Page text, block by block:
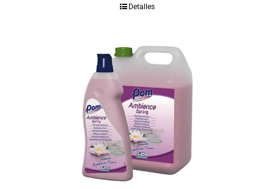
Detalles